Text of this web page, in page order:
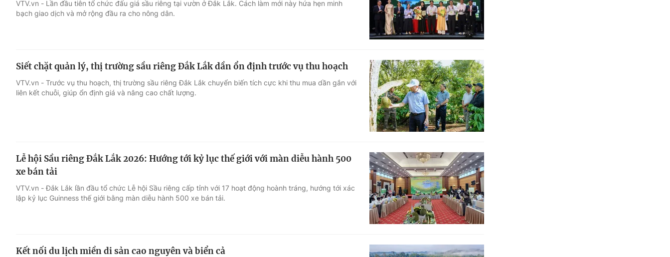
VTV.vn - Lần đầu tiên tổ chức đấu giá sầu riêng tại vườn ở Đắk Lắk. Cách làm mới này hứa hẹn minh
bạch giao dịch và mở rộng đầu ra cho nông dân.
Siết chặt quản lý, thị trường sầu riêng Đắk Lắk dần ổn định trước vụ thu hoạch
VTV.vn - Trước vụ thu hoạch, thị trường sầu riêng Đắk Lắk chuyển biến tích cực khi thu mua dần gắn với
liên kết chuỗi, giúp ổn định giá và nâng cao chất lượng.
Lễ hội Sầu riêng Đắk Lắk 2026: Hướng tới kỷ lục thế giới với màn diễu hành 500
xe bán tải
VTV.vn - Đắk Lắk lần đầu tổ chức Lễ hội Sầu riêng cấp tỉnh với 17 hoạt động hoành tráng, hướng tới xác
lập kỷ lục Guinness thế giới bằng màn diễu hành 500 xe bán tải.
Kết nối du lịch miền di sản cao nguyên và biển cả